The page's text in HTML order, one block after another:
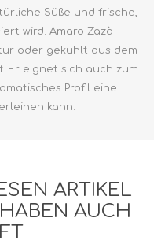
Süße und frische,
wird. Amaro Zazà
oder gekühlt aus dem
Er eignet sich auch zum
Profil eine
kann.
ARTIKEL
AUCH